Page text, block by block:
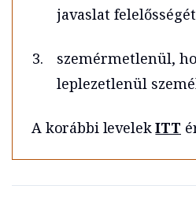
javaslat
szemérmetlenül,
leplezetlenül
A korábbi levelekITT